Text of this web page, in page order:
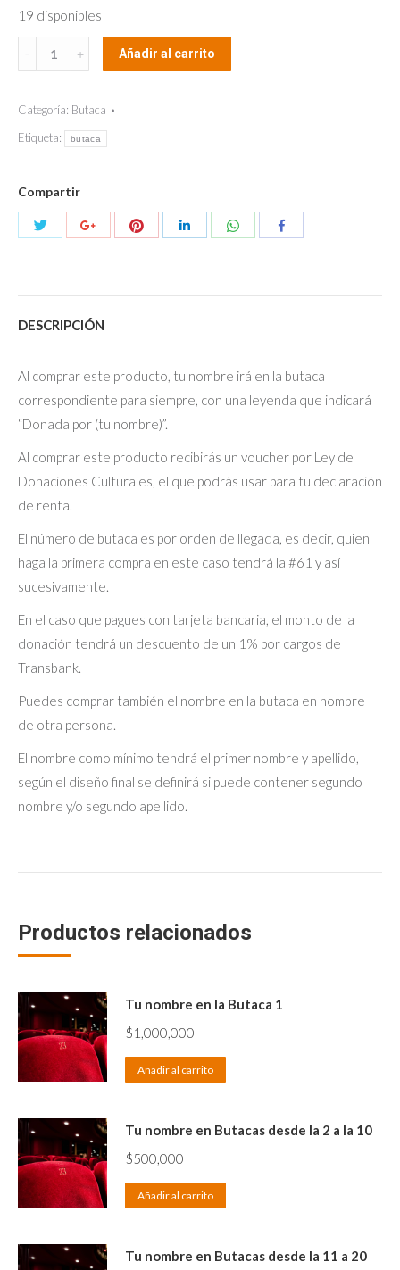
19 disponibles
nombre
Butacas
desde
61
a
la
Añadir al carrito
Categoría: Butaca
Etiqueta:
butaca
Compartir
Compartir Compartir Compartir Compartir CompartirCompartir
DESCRIPCIÓN
Al comprar este producto, tu nombre irá en la butaca
correspondiente para siempre, con una leyenda que indicará
“Donada por (tu nombre)”.
Al comprar este producto recibirás un voucher por Ley de
Donaciones Culturales, el que podrás usar para tu declaración
de renta.
El número de butaca es por orden de llegada, es decir, quien
haga la primera compra en este caso tendrá la #61 y así
sucesivamente.
En el caso que pagues con tarjeta bancaria, el monto de la
donación tendrá un descuento de un 1% por cargos de
Transbank.
Puedes comprar también el nombre en la butaca en nombre
de otra persona.
El nombre como mínimo tendrá el primer nombre y apellido,
según el diseño final se definirá si puede contener segundo
nombre y/o segundo apellido.
Productos relacionados
Tu nombre en la Butaca 1
$1,000,000
Añadir al carrito
Tu nombre en Butacas desde la 2 a la 10
$500,000
Añadir al carrito
Tu nombre en Butacas desde la 11 a 20